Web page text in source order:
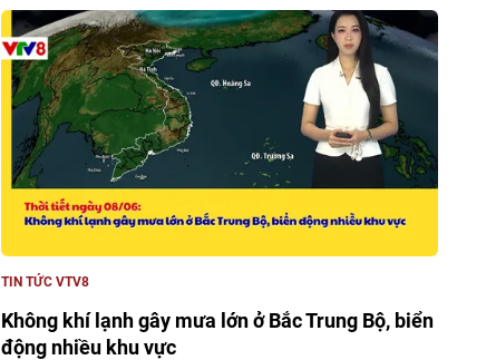
Không khí lạnh gây mưa lớn ở Bắc Trung Bộ, biển
động nhiều khu vực
TIN TỨC VTV8